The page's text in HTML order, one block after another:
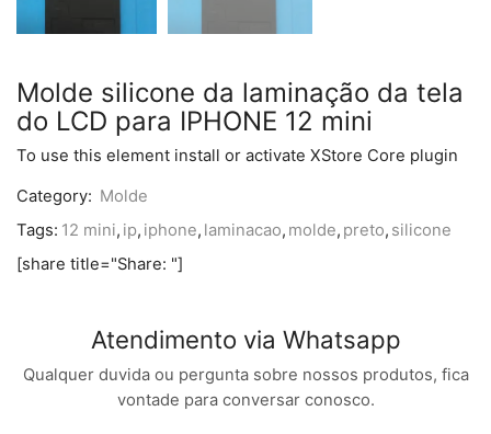
Molde silicone da laminação da tela
do LCD para IPHONE 12 mini
To use this element install or activate XStore Core plugin
Category: Molde
Tags: 12 mini, ip, iphone, laminacao, molde, preto, silicone
[share title="Share: "]
Atendimento via Whatsapp
Qualquer duvida ou pergunta sobre nossos produtos, fica
vontade para conversar conosco.